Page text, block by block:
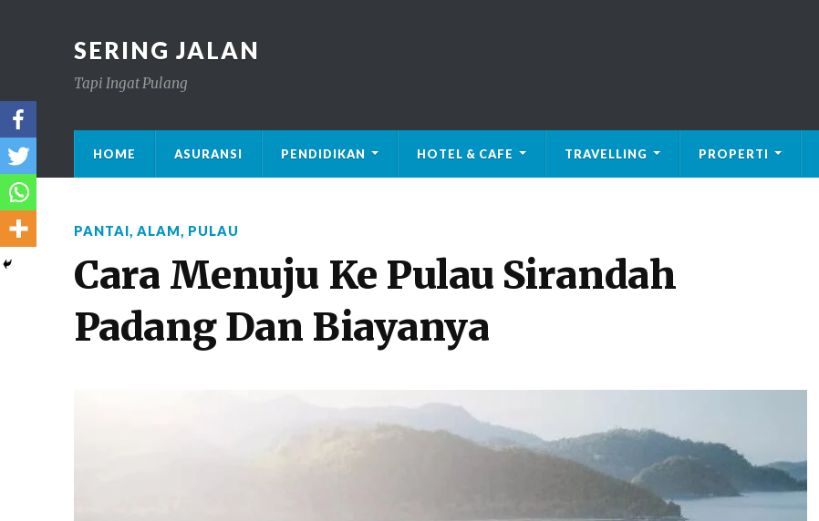
SERING JALAN
Tapi Ingat Pulang
HOME ASURANSI PENDIDIKAN HOTEL & CAFE TRAVELLING PROPERTI
PANTAI, ALAM, PULAU
Cara Menuju Ke Pulau Sirandah
Padang Dan Biayanya